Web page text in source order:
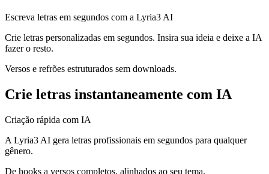
Escreva letras em segundos com a Lyria3 AI
Crie letras personalizadas em segundos. Insira sua ideia e deixe a IA
fazer o resto.
Versos e refrões estruturados sem downloads.
Crie letras instantaneamente com IA
Criação rápida com IA
A Lyria3 AI gera letras profissionais em segundos para qualquer
gênero.
De hooks a versos completos, alinhados ao seu tema.